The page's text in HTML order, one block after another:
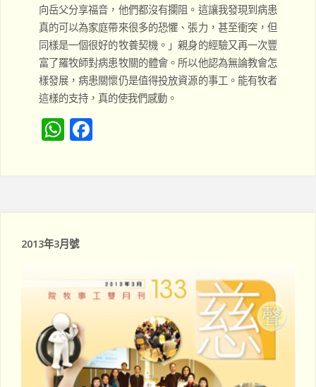
向岳父分享福音，他們都沒有攔阻。這讓我發現到病患
真的可以為家庭帶來很多的恐懼、張力，甚至衝突，但
同樣是一個很好的牧養契機。」親身的經驗又再一次豐
富了羅牧師對病患牧關的體會。所以他認為無論教會怎
樣發展，病患關懷仍是值得投放資源的事工。能有牧者
這樣的支持，真的使我們感動。
W
p
F
k
2013年3月號